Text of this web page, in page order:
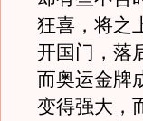
狂喜，将之
开国门，落
而奥运金牌
变得强大，